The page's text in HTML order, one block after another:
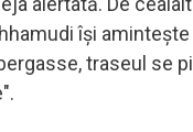
își
traseul se